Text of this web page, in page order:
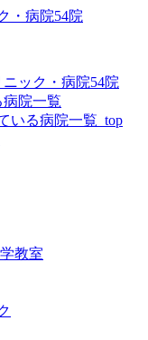
・病院54院
ック・病院54院
院一覧
いる病院一覧_top
教室